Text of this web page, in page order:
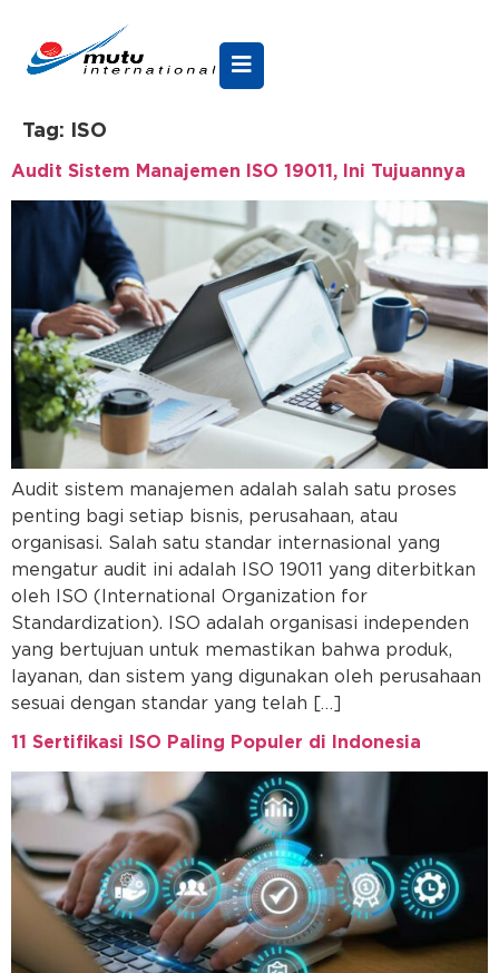
Tag: ISO
Audit Sistem Manajemen ISO 19011, Ini Tujuannya
Audit sistem manajemen adalah salah satu proses
penting bagi setiap bisnis, perusahaan, atau
organisasi. Salah satu standar internasional yang
mengatur audit ini adalah ISO 19011 yang diterbitkan
oleh ISO (International Organization for
Standardization). ISO adalah organisasi independen
yang bertujuan untuk memastikan bahwa produk,
layanan, dan sistem yang digunakan oleh perusahaan
sesuai dengan standar yang telah […]
11 Sertifikasi ISO Paling Populer di Indonesia